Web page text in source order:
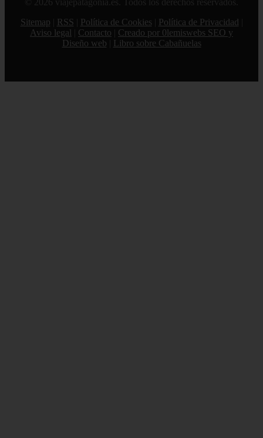
© 2026 viajepatagonia.es. Todos los derechos reservados.
Sitemap
RSS Política de Cookies Política de Privacidad
Aviso legal
Contacto
Creado por 0lemiswebs SEO y
Diseño web
Libro sobre Cabañuelas